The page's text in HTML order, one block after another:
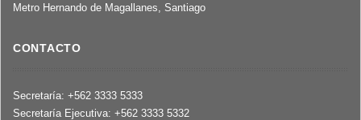
Metro Hernando de Magallanes, Santiago
CONTACTO
Secretaría: +562 3333 5333
Secretaría Ejecutiva: +562 3333 5332